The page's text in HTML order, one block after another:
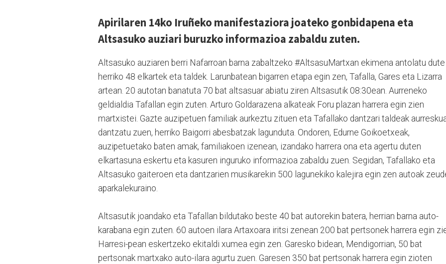
Apirilaren 14ko Iruñeko manifestaziora joateko gonbidapena eta
Altsasuko auziari buruzko informazioa zabaldu zuten.
Altsasuko auziaren berri Nafarroan barna zabaltzeko #AltsasuMartxan ekimena antolatu dute
herriko 48 elkartek eta taldek. Larunbatean bigarren etapa egin zen, Tafalla, Gares eta Lizarra
artean. 20 autotan banatuta 70 bat altsasuar abiatu ziren Altsasutik 08:30ean. Aurreneko
geldialdia Tafallan egin zuten. Arturo Goldarazena alkateak Foru plazan harrera egin zien
martxistei. Gazte auzipetuen familiak aurkeztu zituen eta Tafallako dantzari taldeak
dantzatu zuen, herriko Baigorri abesbatzak lagunduta. Ondoren, Edurne Goikoetxeak,
auzipetuetako baten amak, familiakoen izenean, izandako harrera ona eta agertu duten
elkartasuna eskertu eta kasuren inguruko informazioa zabaldu zuen. Segidan, Tafallako eta
Altsasuko gaiteroen eta dantzarien musikarekin 500 lagunekiko kalejira egin zen autoak
aparkalekuraino.
Altsasutik joandako eta Tafallan bildutako beste 40 bat autorekin batera, herrian barna auto-
karabana egin zuten. 60 autoen ilara Artaxoara iritsi zenean 200 bat pertsonek harrera egin
Harresi-pean eskertzeko ekitaldi xumea egin zen. Garesko bidean, Mendigorrian, 50 bat
pertsonak martxako auto-ilara agurtu zuen. Garesen 350 bat pertsonak harrera egin zioten